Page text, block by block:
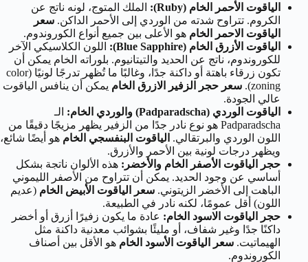
الياقوت الأحمر الخام (Ruby):
الملك المتوج، لونه ناتج عن
الكروم. تتراوح شدته من الوردي إلى الأحمر الداكن. سعر
الياقوت الاحمر الخام هو الأعلى بين جميع أنواع الكوروندوم.
الياقوت الأزرق الخام (Blue Sapphire):
اللون الكلاسيكي الآخر
للكوروندوم، ناتج عن الحديد والتيتانيوم. بلوراته الخام يمكن أن
تكون زرقاء باهتة أو داكنة جدًا، وغالبًا ما تُظهر تدرجًا لونيًا (color
zoning).
سعر حجر الزفير الازرق الخام يمكن أن ينافس الياقوت
عالي الجودة.
الياقوت الوردي (Padparadscha) والوردي الخام:
الـ
Padparadscha هو نوع نادر جدًا من الزفير يظهر مزيجًا دقيقًا من
اللون الوردي والبرتقالي. الياقوت البنفسجي الخام هو أيضًا شائع،
ويظهر درجات لونية بين الأحمر والأزرق.
حجر الياقوت الأصفر الخام والأخضر: هذه الألوان ناتجة بشكل
أساسي عن وجود الحديد. يمكن أن تتراوح من الأصفر الليموني
الباهت إلى الأخضر الزيتوني. سعر الياقوت الأبيض الخام (عديم
اللون) أقل عمومًا، لكنه نادر في الطبيعة.
حجر الياقوت الاسود الخام: عادة ما يكون زفيرًا أزرق أو أخضر
داكنًا جدًا وغير شفاف، أو مليئًا بشوائب معدنية داكنة مثل
الهيماتيت. سعر الياقوت الأسود الخام هو الأقل بين أصناف
الكوروندوم.